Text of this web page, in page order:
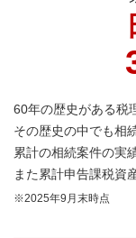
60年の歴史がある税
その歴史の中でも相
累計の相続案件の実
また累計申告課税資
※2025年9月末時点